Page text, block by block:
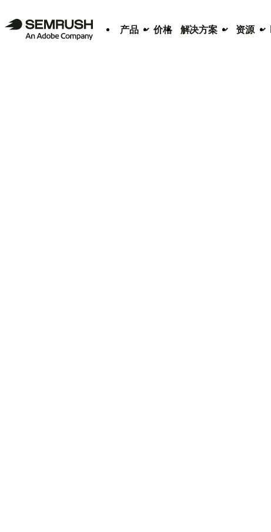
产品 价格 解决方案 资源